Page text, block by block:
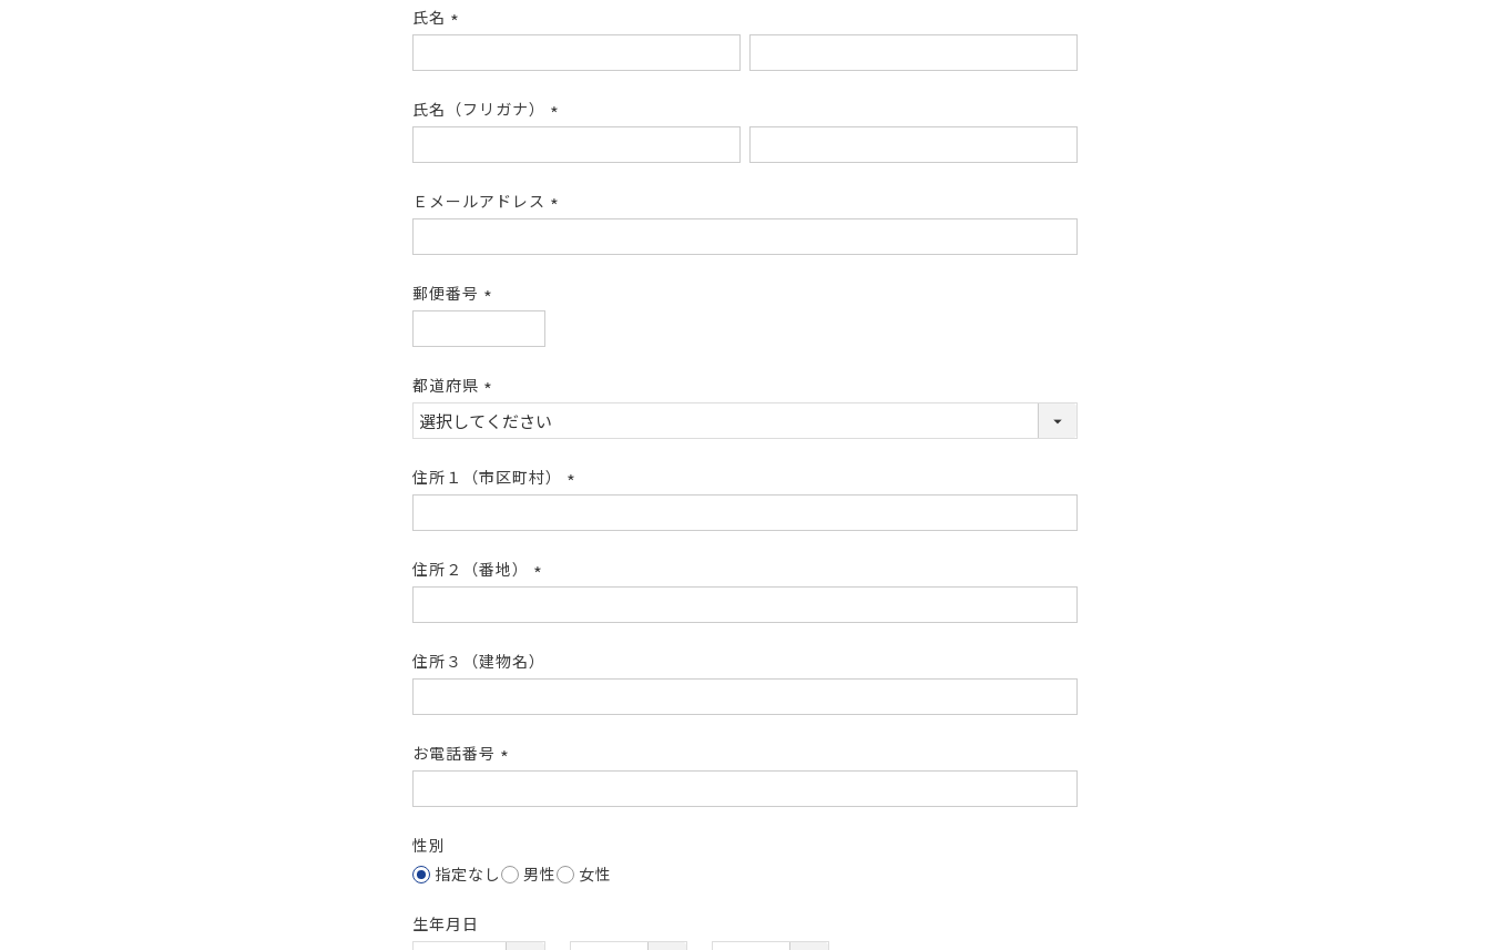
氏名
須)
氏名（フリガナ）
須)
Ｅメールアドレス
須)
郵便番号
須)
都道府県
(必
須)
住所１（市区町村）
須)
住所２（番地）
須)
住所３（建物名）
お電話番号
須)
性別
指定なし
男性 女性
生年月日